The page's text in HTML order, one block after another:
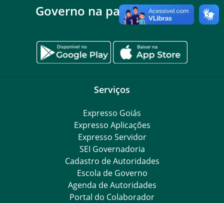
Governo na palma da mão
Serviços
Expresso Goiás
Expresso Aplicações
Expresso Servidor
SEI Governadoria
Cadastro de Autoridades
Escola de Governo
Agenda de Autoridades
Portal do Colaborador